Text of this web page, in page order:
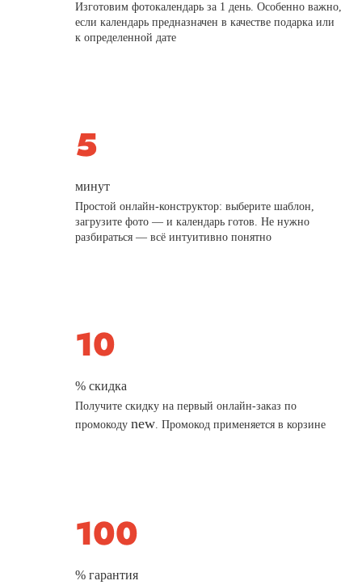
Изготовим фотокалендарь за 1 день. Особенно важно,
если календарь предназначен в качестве подарка или
к определенной дате
минут
Простой онлайн-конструктор: выберите шаблон,
загрузите фото — и календарь готов. Не нужно
разбираться — всё интуитивно понятно
% скидка
Получите скидку на первый онлайн-заказ по
промокодуnew. Промокод применяется в корзине
% гарантия